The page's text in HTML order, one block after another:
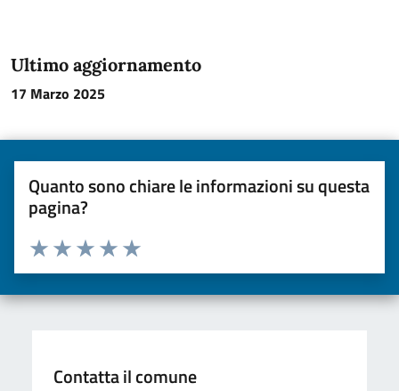
Ultimo aggiornamento
17 Marzo 2025
Quanto sono chiare le informazioni su questa
pagina?
Valuta da 1 a 5 stelle la pagina
Valuta 5 stelle su 5
Valuta 4 stelle su 5
Valuta 3 stelle su 5
Valuta 2 stelle su 5
Valuta una stella su 5
Contatta il comune